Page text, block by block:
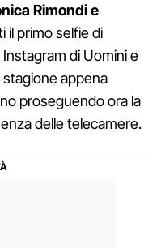
Rimondi e
il primo selfie di
di Uomini e
appena
proseguendo ora la
delle telecamere.